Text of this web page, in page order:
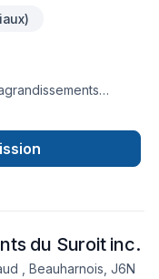
en charge chaque
et exécution des
professionnel et
du Suroit inc.
, Beauharnois, J6N